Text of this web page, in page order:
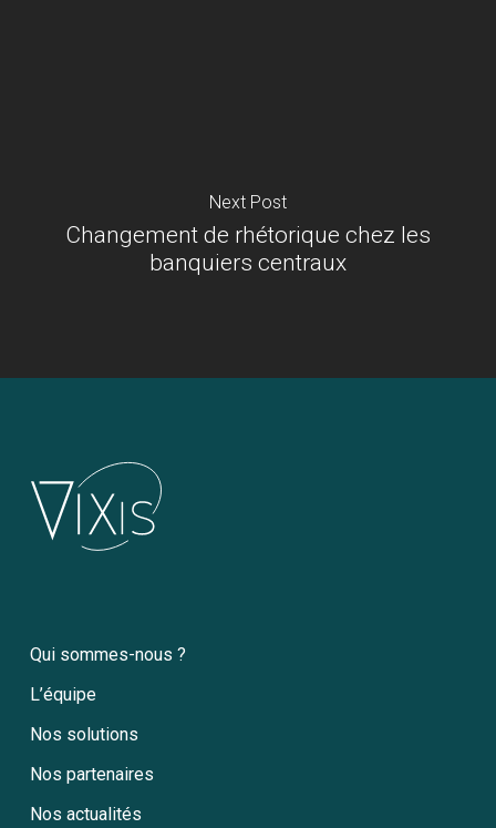
Next Post
Changement de rhétorique chez les
banquiers centraux
Qui sommes-nous ?
L’équipe
Nos solutions
Nos partenaires
Nos actualités